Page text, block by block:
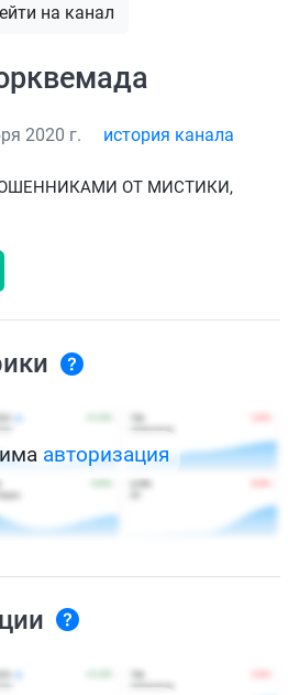
на канал
2020 г. история канала
ОТ МИСТИКИ,
авторизация